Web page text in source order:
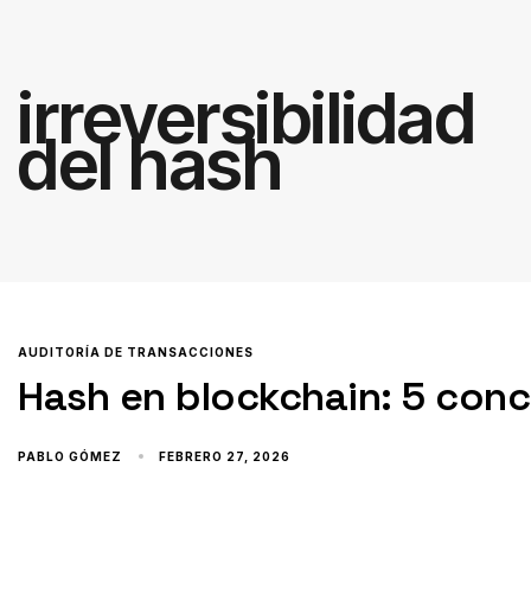
irreversibilidad
del hash
AUDITORÍA DE TRANSACCIONES
Hash en blockchain: 5
PABLO GÓMEZ FEBRERO 27, 2026